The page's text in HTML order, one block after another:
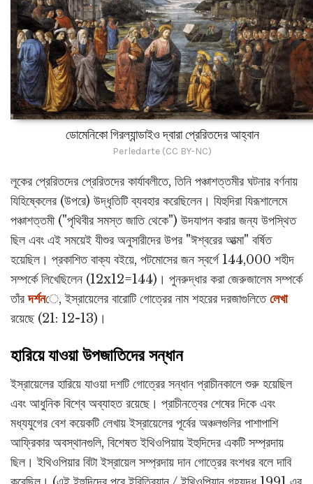
ডোমেনিকো গিরল্যান্ডাইও দ্বারা প্রেরিতদের আহ্বান
Perledarte (CC BY-NC)
লূকের প্রেরিতদের প্রেরিতদের কার্যাবলীতে, তিনি পঞ্চাশত্তমীর ঘটনার বর্ণনায়
যিহিষ্কেলের (উপরে) উদ্ধৃতিটি ব্যবহার করেছিলেন। যিহুদিরা যিরূশালেমে
পঞ্চাশত্তমী ("পৃথিবীর সমস্ত জাতি থেকে") উদযাপন করার জন্য উপস্থিত
ছিল এবং এই সময়েই যীশুর অনুসারীদের উপর "ঈশ্বরের আত্মা" বর্ষিত
হয়েছিল। প্রকাশিত বাক্য বইয়ে, পটমোসের জন স্বর্গে 144,000 শহীদ
সম্পর্কে লিখেছিলেন (12x12=144)। পুনরুদ্ধার করা জেরুজালেম সম্পর্কে
তাঁরদর্শনে, ইস্রায়েলের বারোটি গোত্রের নাম শহরের দরজাগুলিতেলেখা
রয়েছে (21: 12-13)।
হারিয়ে যাওয়া উপজাতিদের সন্ধান
ইস্রায়েলের হারিয়ে যাওয়া দশটি গোত্রের সন্ধান প্রাচীনকালে শুরু হয়েছিল
এবং আধুনিক বিশ্বে অব্যাহত রয়েছে। প্রাচীনত্বের শেষের দিকে এবং
মধ্যযুগের বেশ কয়েকটি লেখায় ইস্রায়েলের পূর্বের অঞ্চলগুলির পাশাপাশি
আফ্রিকার অবস্থানগুলি, বিশেষত ইথিওপিয়ায় ইহুদিদের একটি সম্প্রদায়
ছিল। ইথিওপিয়ার বিটা ইস্রায়েল সম্প্রদায় দান গোত্রের বংশধর বলে দাবি